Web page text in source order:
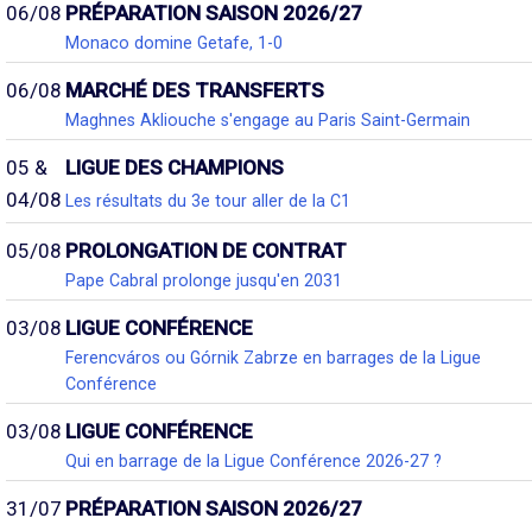
06/08 PRÉPARATION SAISON 2026/27
Monaco domine Getafe, 1-0
06/08 MARCHÉ DES TRANSFERTS
Maghnes Akliouche s'engage au Paris Saint-Germain
05 &
04/08
LIGUE DES CHAMPIONS
Les résultats du 3e tour aller de la C1
05/08 PROLONGATION DE CONTRAT
Pape Cabral prolonge jusqu'en 2031
03/08 LIGUE CONFÉRENCE
Ferencváros ou Górnik Zabrze en barrages de la Ligue
Conférence
03/08 LIGUE CONFÉRENCE
Qui en barrage de la Ligue Conférence 2026-27 ?
31/07 PRÉPARATION SAISON 2026/27